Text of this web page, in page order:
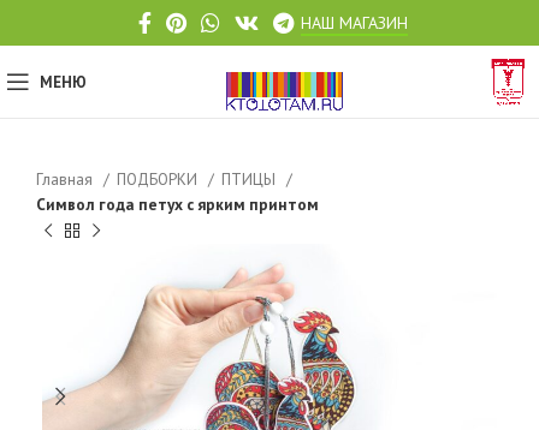
НАШ МАГАЗИН
МЕНЮ
Главная ПОДБОРКИ
ПТИЦЫ
Символ года петух с ярким принтом